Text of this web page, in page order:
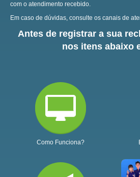
com o atendimento recebido.
Em caso de dúvidas, consulte os canais de
Antes de registrar a sua
nos itens abaixo
Como Funciona?